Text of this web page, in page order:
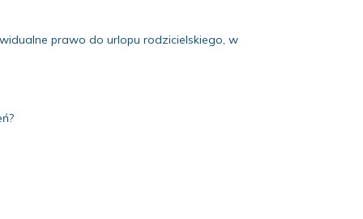
prawo do urlopu rodzicielskiego, w